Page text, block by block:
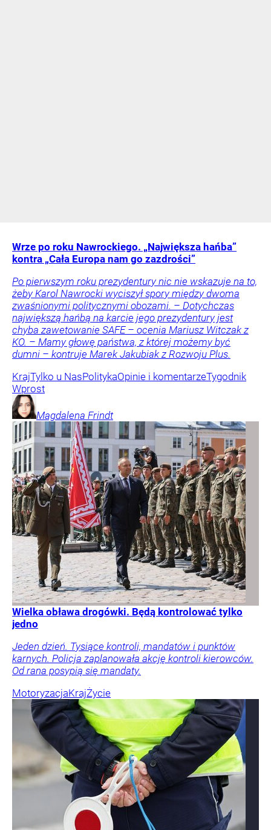
Wrze po roku Nawrockiego. „Największa hańba”
kontra „Cała Europa nam go zazdrości”
Po pierwszym roku prezydentury nic nie wskazuje na to,
żeby Karol Nawrocki wyciszył spory między dwoma
zwaśnionymi politycznymi obozami. – Dotychczas
największą hańbą na karcie jego prezydentury jest
chyba zawetowanie SAFE – ocenia Mariusz Witczak z
KO. – Mamy głowę państwa, z której możemy być
dumni – kontruje Marek Jakubiak z Rozwoju Plus.
KrajTylko u NasPolitykaOpinie i komentarzeTygodnik
Wprost
Magdalena Frindt
Wielka obława drogówki. Będą kontrolować tylko
jedno
Jeden dzień. Tysiące kontroli, mandatów i punktów
karnych. Policja zaplanowała akcję kontroli kierowców.
Od rana posypią się mandaty.
MotoryzacjaKrajŻycie